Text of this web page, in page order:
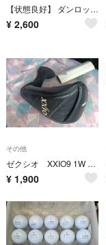
【状態良好】 ダンロップ XXIO11 ゼクシオ11 フェアウェイウッド用 ヘッドカバー 7W
¥ 2,600
その他
ゼクシオ XXIO9 1W ドライバーヘッドカバー 黒 9
¥ 1,900